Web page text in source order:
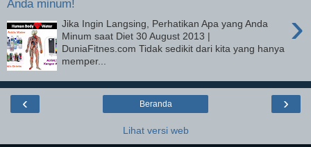
Anda minum!
›
Jika Ingin Langsing, Perhatikan Apa yang Anda
Minum saat Diet 30 August 2013 |
DuniaFitnes.com Tidak sedikit dari kita yang hanya
memper...
‹ ›
Beranda
Lihat versi web